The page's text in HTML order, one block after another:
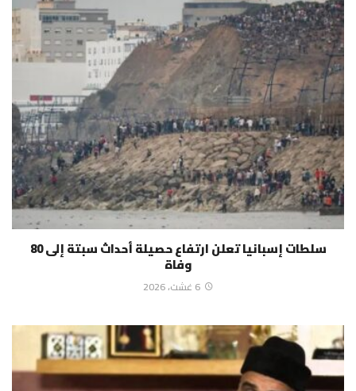
سلطات إسبانيا تعلن ارتفاع حصيلة أحداث سبتة إلى 80
وفاة
6 غشت، 2026